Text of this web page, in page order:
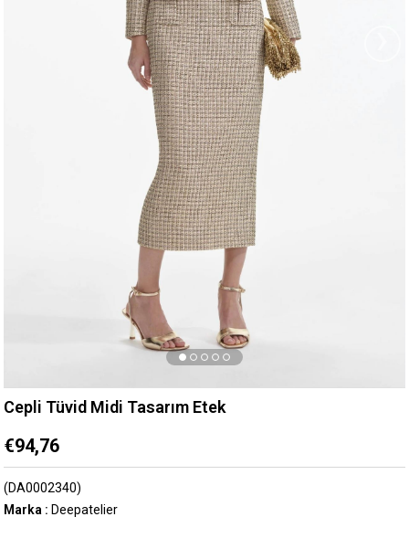
Cepli Tüvid Midi Tasarım Etek
€94,76
(DA0002340)
Marka : Deepatelier